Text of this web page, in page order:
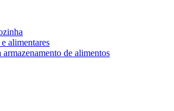
alimentares
armazenamento de alimentos